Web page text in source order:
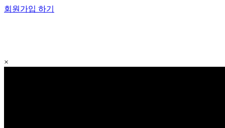
회원가입 하기
×